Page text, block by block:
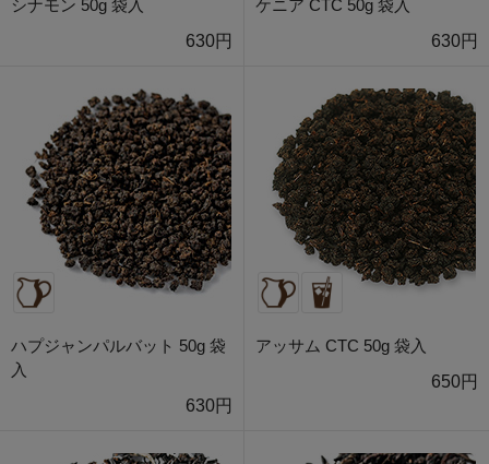
シナモン 50g 袋入
630円
ケニア CTC 50g 袋入
630円
ハプジャンパルバット 50g 袋
入
630円
アッサム CTC 50g 袋入
650円